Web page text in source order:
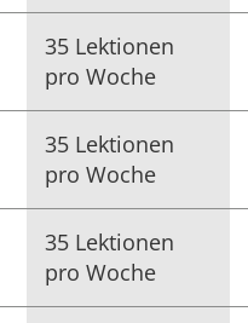
35 Lektionen
pro Woche
35 Lektionen
pro Woche
35 Lektionen
pro Woche